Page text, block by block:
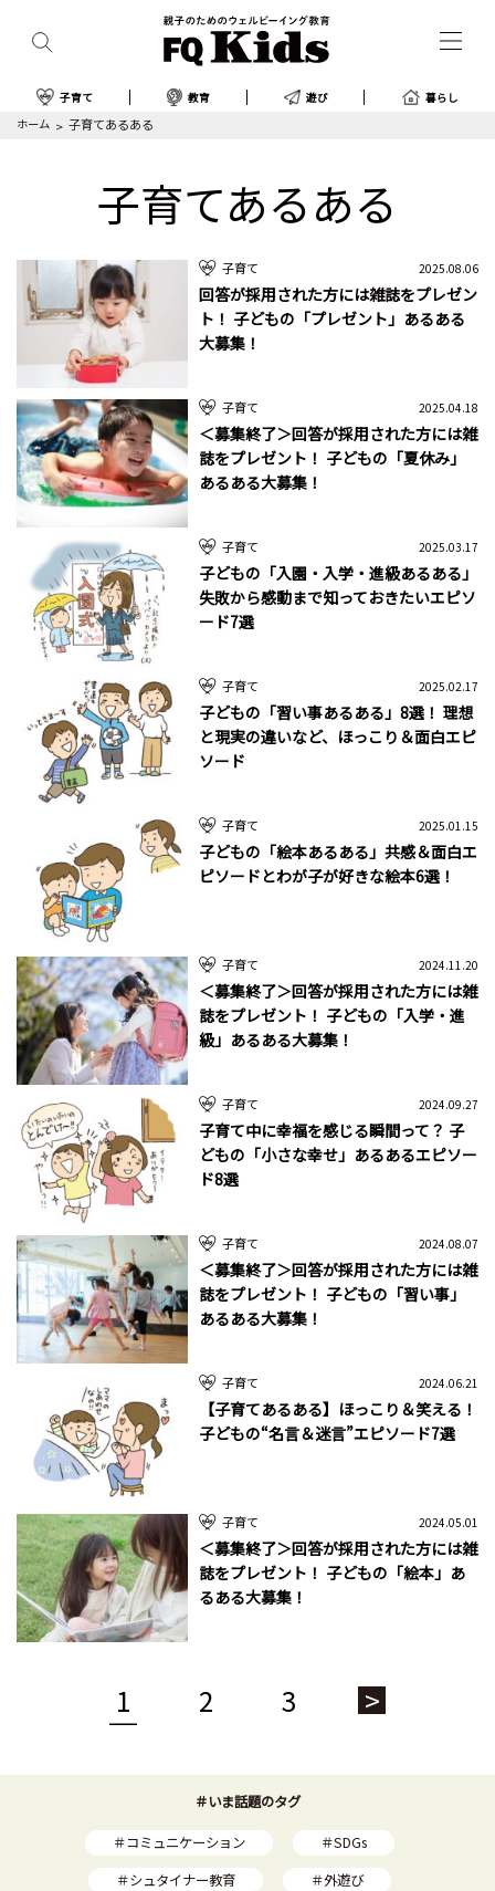
子育て 教育 遊び 暮らし
ホーム 子育てあるある
子育てあるある
子育て 2025.08.06
回答が採用された方には雑誌をプレゼン
ト！ 子どもの「プレゼント」あるある
大募集！
子育て 2025.04.18
＜募集終了＞回答が採用された方には雑
誌をプレゼント！ 子どもの「夏休み」
あるある大募集！
子育て 2025.03.17
子どもの「入園・入学・進級あるある」
失敗から感動まで知っておきたいエピソ
ード7選
子育て 2025.02.17
子どもの「習い事あるある」8選！ 理想
と現実の違いなど、ほっこり＆面白エピ
ソード
子育て 2025.01.15
子どもの「絵本あるある」共感＆面白エ
ピソードとわが子が好きな絵本6選！
子育て 2024.11.20
＜募集終了＞回答が採用された方には雑
誌をプレゼント！ 子どもの「入学・進
級」あるある大募集！
子育て 2024.09.27
子育て中に幸福を感じる瞬間って？ 子
どもの「小さな幸せ」あるあるエピソー
ド8選
子育て 2024.08.07
＜募集終了＞回答が採用された方には雑
誌をプレゼント！ 子どもの「習い事」
あるある大募集！
子育て 2024.06.21
【子育てあるある】ほっこり＆笑える！
子どもの“名言＆迷言”エピソード7選
子育て 2024.05.01
＜募集終了＞回答が採用された方には雑
誌をプレゼント！ 子どもの「絵本」あ
るある大募集！
1 2 3 >
＃いま話題のタグ
＃コミュニケーション
＃SDGs
＃シュタイナー教育
＃外遊び